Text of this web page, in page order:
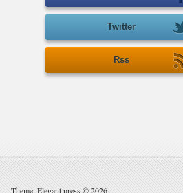
Twitter
Rss
Theme: Elegant press © 2026